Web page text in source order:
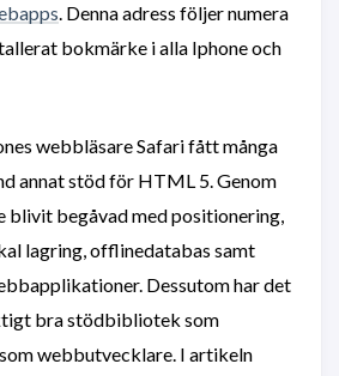
. Denna adress följer numera
bokmärke i alla Iphone och
webbläsare Safari fått många
annat stöd för HTML 5. Genom
blivit begåvad med positionering,
lagring, offlinedatabas samt
Dessutom har det
bra stödbibliotek som
webbutvecklare. I artikeln